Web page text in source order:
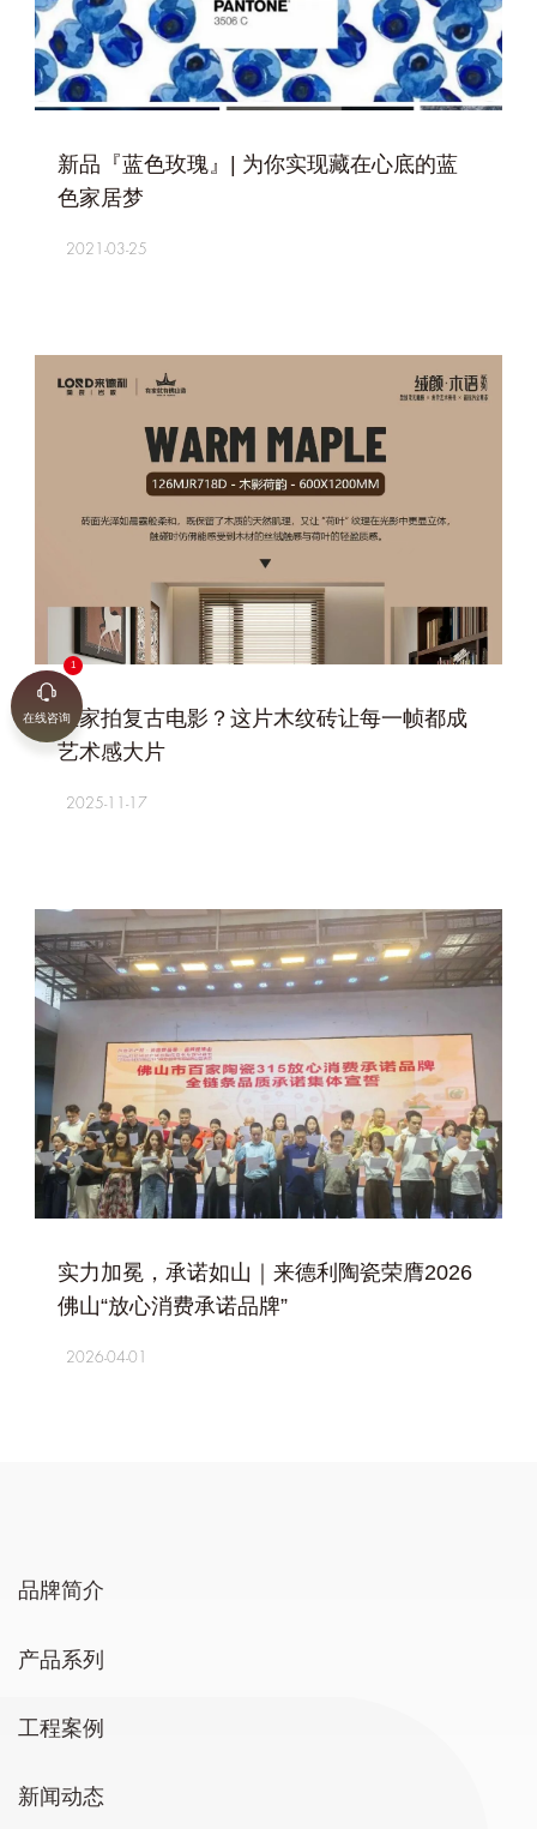
新品『蓝色玫瑰』| 为你实现藏在心底的蓝
色家居梦
2021-03-25
+
在家拍复古电影？这片木纹砖让每一帧都成
艺术感大片
2025-11-17
实力加冕，承诺如山｜来德利陶瓷荣膺2026
佛山“放心消费承诺品牌”
2026-04-01
品牌简介
产品系列
工程案例
新闻动态
在线咨询